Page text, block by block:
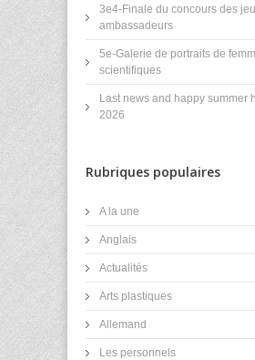
3e4-Finale du concours des
ambassadeurs
5e-Galerie de portraits de
scientifiques
Last news and happy summer
2026
Rubriques populaires
A la une
Anglais
Actualités
Arts plastiques
Allemand
Les personnels